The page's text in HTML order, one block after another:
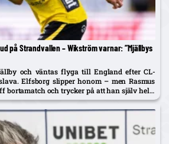
på Strandvallen – Wikström varnar: ”Mjällbys
och väntas flyga till England efter CL-
Elfsborg slipper honom – men Rasmus
bortamatch och trycker på att han själv helst